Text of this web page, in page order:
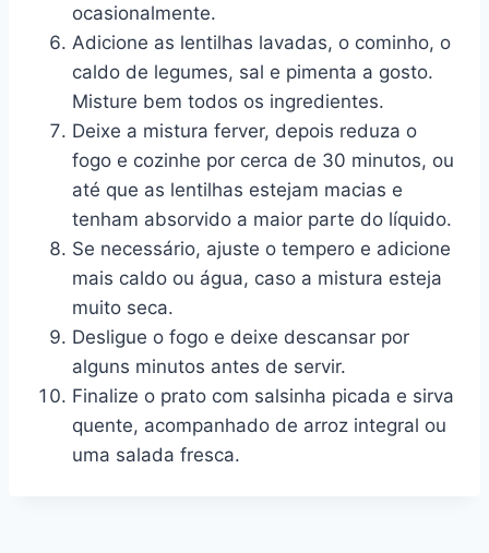
ocasionalmente.
Adicione as lentilhas lavadas, o cominho, o
caldo de legumes, sal e pimenta a gosto.
Misture bem todos os ingredientes.
Deixe a mistura ferver, depois reduza o
fogo e cozinhe por cerca de 30 minutos, ou
até que as lentilhas estejam macias e
tenham absorvido a maior parte do líquido.
Se necessário, ajuste o tempero e adicione
mais caldo ou água, caso a mistura esteja
muito seca.
Desligue o fogo e deixe descansar por
alguns minutos antes de servir.
Finalize o prato com salsinha picada e sirva
quente, acompanhado de arroz integral ou
uma salada fresca.